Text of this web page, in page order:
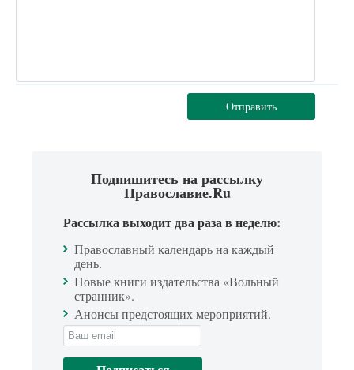
Отправить
Подпишитесь на рассылку
Православие.Ru
Рассылка выходит два раза в неделю:
Православный календарь на каждый
день.
Новые книги издательства «Вольный
странник».
Анонсы предстоящих мероприятий.